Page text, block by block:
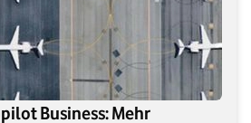
Business: Mehr